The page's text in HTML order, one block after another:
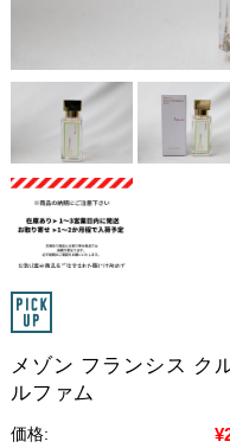
メゾン フランシス ク
ルファム
価格: